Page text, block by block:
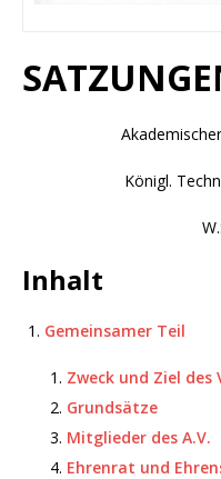
Königl.
Inhalt
Gemeinsamer Teil
Zweck und Ziel des
Grundsätze
Mitglieder des A.V.
Ehrenrat und